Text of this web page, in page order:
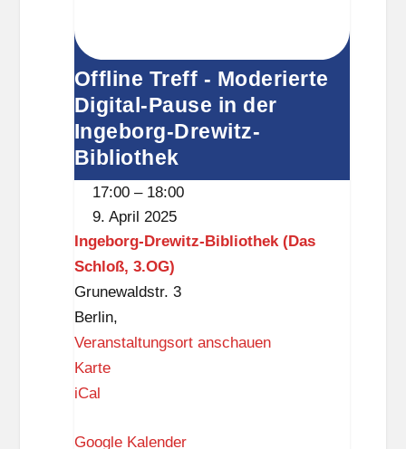
Offline Treff - Moderierte
Digital-Pause in der
Ingeborg-Drewitz-
Bibliothek
17:00 – 18:00
9. April 2025
Ingeborg-Drewitz-Bibliothek (Das
Schloß, 3.OG)
Grunewaldstr. 3
Berlin,
Veranstaltungsort anschauen
KarteI
e
iCal
Google Kalender